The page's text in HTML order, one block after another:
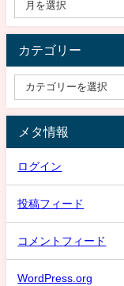
カテゴリー
メタ情報
ログイン
投稿フィード
コメントフィード
WordPress.org